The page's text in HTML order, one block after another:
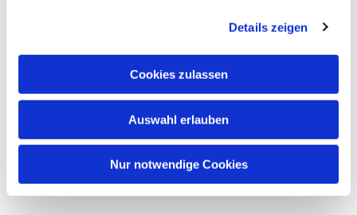
Details zeigen
Cookies zulassen
Auswahl erlauben
Nur notwendige Cookies